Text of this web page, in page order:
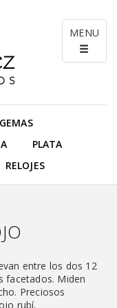
MENU
PLATA
RELOJES
entre los dos 12
facetados. Miden
Preciosos
rubí.